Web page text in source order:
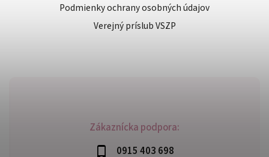
Zákaznícka podpora:
0915 403 698
Podmienky ochrany osobných údajov
Verejný príslub VSZP